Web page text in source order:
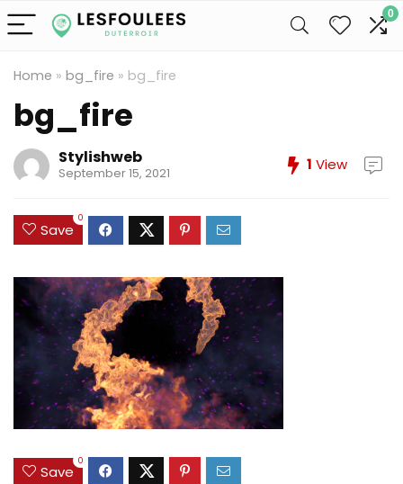
0
Home » bg_fire » bg_fire
bg_fire
Stylishweb
September 15, 2021 1 View
Save
0
Save
0